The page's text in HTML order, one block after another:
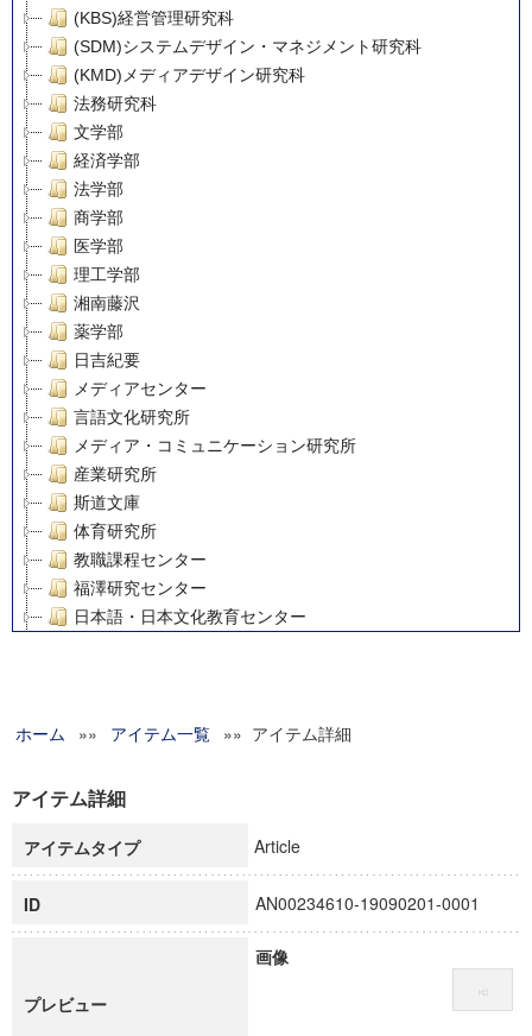
(KBS)経営管理研究科
(SDM)システムデザイン・マネジメント研究科
(KMD)メディアデザイン研究科
法務研究科
文学部
経済学部
法学部
商学部
医学部
理工学部
湘南藤沢
薬学部
日吉紀要
メディアセンター
言語文化研究所
メディア・コミュニケーション研究所
産業研究所
斯道文庫
体育研究所
教職課程センター
福澤研究センター
日本語・日本文化教育センター
グローバルリサーチインスティテュート
科学研究費補助金研究成果報告書
慶應義塾大学グローバルCOEプログラム市民社会ガバナンス
慶應義塾大学グローバルCOEプログラム論理と感性の先端的
博士課程教育リーディングプログラム「超成熟社会発展のサ
学術雑誌掲載論文等(8)
ホーム »» アイテム一覧 »» アイテム詳細
アイテム詳細
アイテムタイプ Article
ID AN00234610-19090201-0001
プレビュー
画像